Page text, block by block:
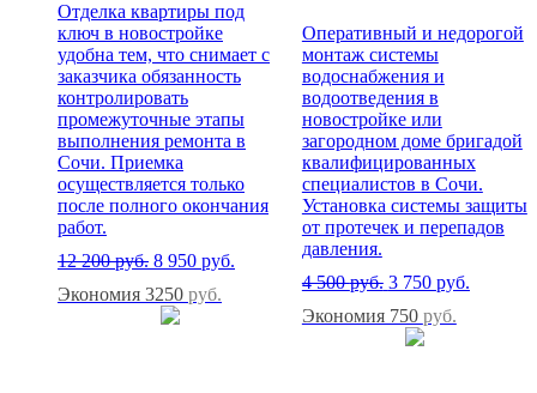
Отделка квартиры под
ключ в новостройке
удобна тем, что снимает с
заказчика обязанность
контролировать
промежуточные этапы
выполнения ремонта в
Сочи. Приемка
осуществляется только
после полного окончания
работ.
12 200руб. 8 950 руб.
Экономия 3250 руб.
Оперативный и недорогой
монтаж системы
водоснабжения и
водоотведения в
новостройке или
загородном доме бригадой
квалифицированных
специалистов в Сочи.
Установка системы защиты
от протечек и перепадов
давления.
4 500руб. 3 750 руб.
Экономия 750 руб.